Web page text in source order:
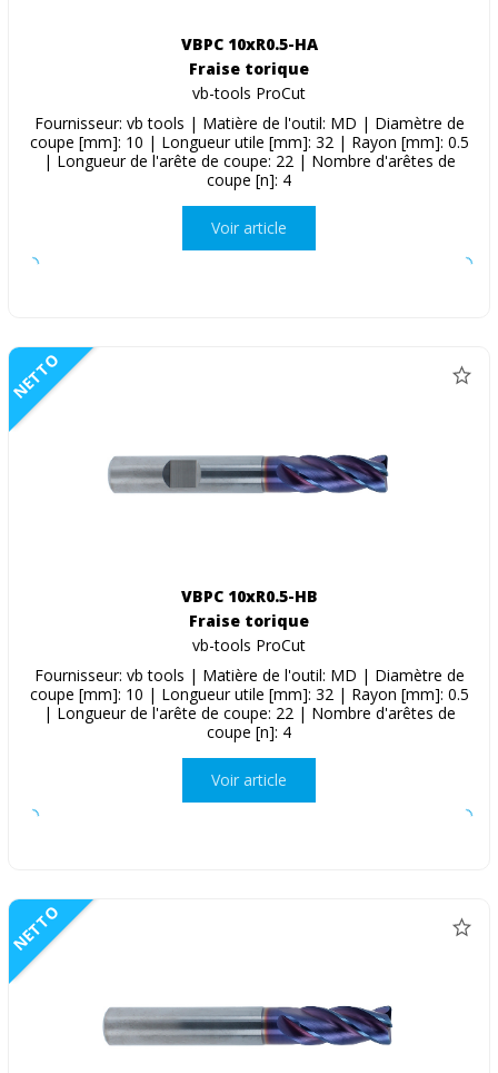
VBPC 10xR0.5-HA
Fraise torique
vb-tools ProCut
Fournisseur: vb tools | Matière de l'outil: MD | Diamètre de
coupe [mm]: 10 | Longueur utile [mm]: 32 | Rayon [mm]: 0.5
| Longueur de l'arête de coupe: 22 | Nombre d'arêtes de
coupe [n]: 4
Voir article
NETTO
VBPC 10xR0.5-HB
Fraise torique
vb-tools ProCut
Fournisseur: vb tools | Matière de l'outil: MD | Diamètre de
coupe [mm]: 10 | Longueur utile [mm]: 32 | Rayon [mm]: 0.5
| Longueur de l'arête de coupe: 22 | Nombre d'arêtes de
coupe [n]: 4
Voir article
NETTO